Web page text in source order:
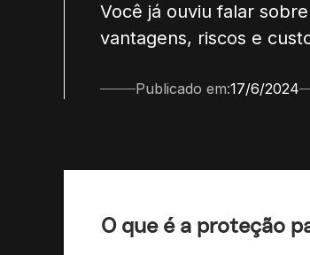
Você já ouviu falar
vantagens, riscos e
Publicado em:17/6/2024
O que é a proteção